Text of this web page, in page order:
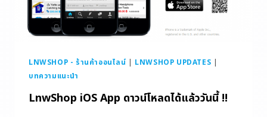
LNWSHOP - ร้านค้าออนไลน์ | LNWSHOP UPDATES |
บทความแนะนำ
LnwShop iOS App ดาวน์โหลดได้แล้ววันนี้ !!